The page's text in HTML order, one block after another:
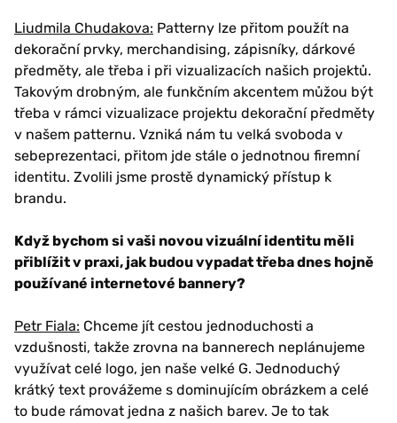
Liudmila Chudakova: Patterny lze přitom použít na
dekorační prvky, merchandising, zápisníky, dárkové
předměty, ale třeba i při vizualizacích našich projektů.
Takovým drobným, ale funkčním akcentem můžou být
třeba v rámci vizualizace projektu dekorační předměty
v našem patternu. Vzniká nám tu velká svoboda v
sebeprezentaci, přitom jde stále o jednotnou firemní
identitu. Zvolili jsme prostě dynamický přístup k
brandu.
Když bychom si vaši novou vizuální identitu měli
přiblížit v praxi, jak budou vypadat třeba dnes hojně
používané internetové bannery?
Petr Fiala: Chceme jít cestou jednoduchosti a
vzdušnosti, takže zrovna na bannerech neplánujeme
využívat celé logo, jen naše velké G. Jednoduchý
krátký text provážeme s dominujícím obrázkem a celé
to bude rámovat jedna z našich barev. Je to tak